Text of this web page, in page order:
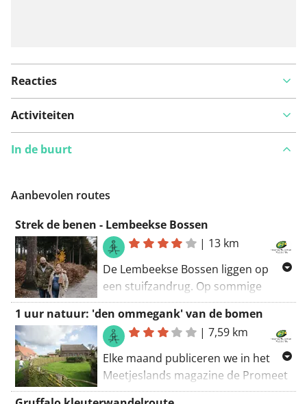
Reacties
Activiteiten
In de buurt
Aanbevolen routes
Strek de benen - Lembeekse Bossen
| 13 km
De Lembeekse Bossen liggen op
een stuifzandrug. Op sommige
paden stap je door mul zand en
waan je je op een strand. Bij de
recreatieve fietser is het gebied dan
ook geen favoriet, maar des te meer
bij wandelaars, mountainbikers en
ruiters. Je kan de volledige
1 uur natuur: 'den ommegank' van de bomen
|7,59 km
Elke maand publiceren we in het
Meetjeslands magazine de Promeet
een wandeling in onze regio. Dit